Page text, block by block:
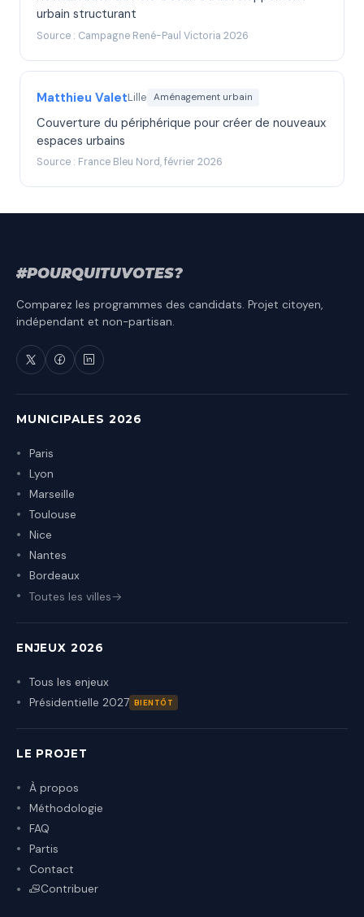
urbain structurant
Source : Campagne René-Paul Victoria 2026
Matthieu ValetLille Aménagement urbain
Couverture du périphérique pour créer de nouveaux
espaces urbains
Source : France Bleu Nord, février 2026
#POURQUITUVOTES?
Comparez les programmes des candidats. Projet citoyen,
indépendant et non-partisan.
MUNICIPALES 2026
Paris
Lyon
Marseille
Toulouse
Nice
Nantes
Bordeaux
Toutes les villes
ENJEUX 2026
Tous les enjeux
Présidentielle 2027 BIENTÔT
LE PROJET
À propos
Méthodologie
FAQ
Partis
Contact
Contribuer